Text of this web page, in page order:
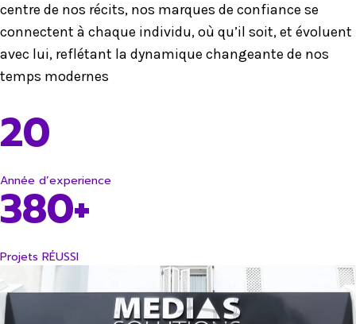
centre de nos récits, nos marques de confiance se
connectent à chaque individu, où qu’il soit, et évoluent
avec lui, reflétant la dynamique changeante de nos
temps modernes
20
Année d’experience
380+
Projets RÉUSSI